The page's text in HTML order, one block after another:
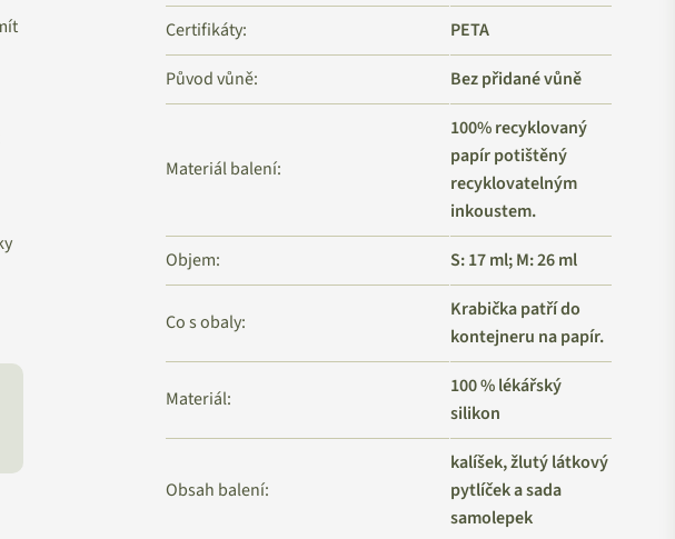
Certifikáty:
PETA
Původ vůně:
Bez přidané vůně
Materiál balení:
100% recyklovaný
papír potištěný
recyklovatelným
inkoustem.
Objem:
S: 17 ml; M: 26 ml
Co s obaly:
Krabička patří do
kontejneru na papír.
Materiál:
100 % lékářský
silikon
Obsah balení:
kalíšek, žlutý látkový
pytlíček a sada
samolepek